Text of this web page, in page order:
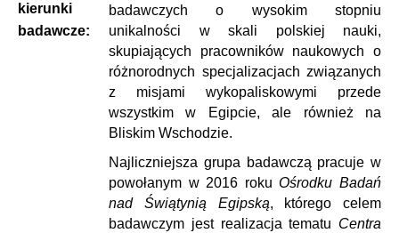
kierunki
badawcze:
badawczych o wysokim stopniu
unikalności w skali polskiej nauki,
skupiających pracowników naukowych o
różnorodnych specjalizacjach związanych
z misjami wykopaliskowymi przede
wszystkim w Egipcie, ale również na
Bliskim Wschodzie.
Najliczniejsza grupa badawczą pracuje w
powołanym w 2016 rokuOśrodku Badań
nad Świątynią Egipską, którego celem
badawczym jest realizacja tematu Centra